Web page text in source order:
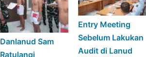
Danlanud Sam
Ratulangi
Entry Meeting
Sebelum Lakukan
Audit di Lanud